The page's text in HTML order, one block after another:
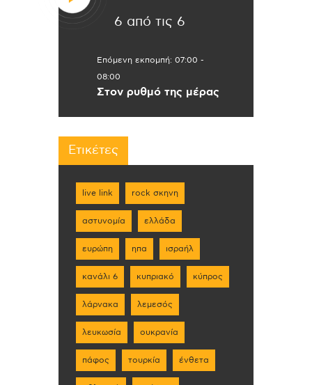
6 από τις 6
Επόμενη εκπομπή: 07:00 -
08:00
Στον ρυθμό της μέρας
Ετικέτες
live link rock σκηνη
αστυνομία ελλάδα
ευρώπη ηπα ισραήλ
κανάλι 6 κυπριακό κύπρος
λάρνακα λεμεσός
λευκωσία ουκρανία
πάφος τουρκία ένθετα